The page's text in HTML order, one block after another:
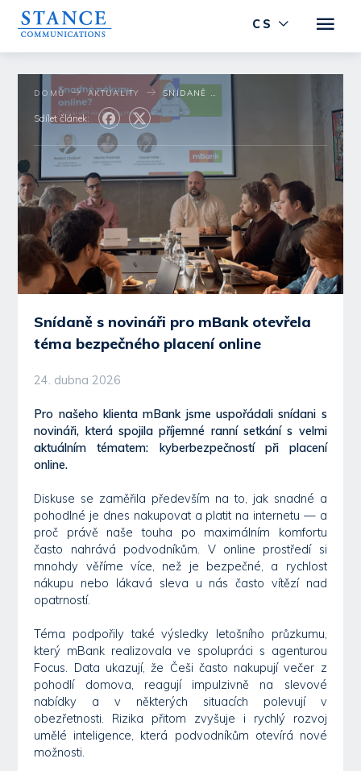
CS
DOMŮ AKTUALITY
Sdílet článek:
Snídaně s novináři pro mBank otevřela
téma bezpečného placení online
24. dubna 2026
Pro našeho klienta mBank jsme uspořádali snídani s
novináři, která spojila příjemné ranní setkání s velmi
aktuálním tématem: kyberbezpečností při placení
online.
Diskuse se zaměřila především na to, jak snadné a
pohodlné je dnes nakupovat a platit na internetu — a
proč právě naše touha po maximálním komfortu
často nahrává podvodníkům. V online prostředí si
mnohdy věříme více, než je bezpečné, a rychlost
nákupu nebo lákavá sleva u nás často vítězí nad
opatrností.
Téma podpořily také výsledky letošního průzkumu,
který mBank realizovala ve spolupráci s agenturou
Focus. Data ukazují, že Češi často nakupují večer z
pohodlí domova, reagují impulzivně na slevové
nabídky a v některých situacích polevují v
obezřetnosti. Rizika přitom zvyšuje i rychlý rozvoj
umělé inteligence, která podvodníkům otevírá nové
možnosti.